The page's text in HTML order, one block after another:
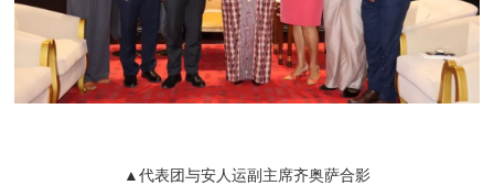
▲代表团与安人运副主席齐奥萨合影